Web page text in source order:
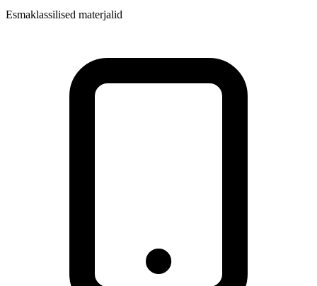
Esmaklassilised materjalid